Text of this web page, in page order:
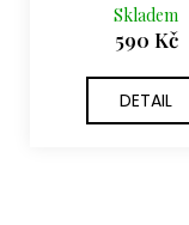
Skladem
590 Kč
DETAIL